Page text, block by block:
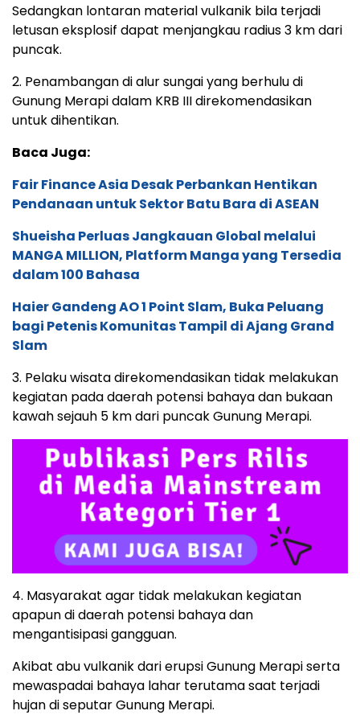
Sedangkan lontaran material vulkanik bila terjadi
letusan eksplosif dapat menjangkau radius 3 km dari
puncak.
2. Penambangan di alur sungai yang berhulu di
Gunung Merapi dalam KRB III direkomendasikan
untuk dihentikan.
Baca Juga:
Fair Finance Asia Desak Perbankan Hentikan
Pendanaan untuk Sektor Batu Bara di ASEAN
Shueisha Perluas Jangkauan Global melalui
MANGA MILLION, Platform Manga yang Tersedia
dalam 100 Bahasa
Haier Gandeng AO 1 Point Slam, Buka Peluang
bagi Petenis Komunitas Tampil di Ajang Grand
Slam
3. Pelaku wisata direkomendasikan tidak melakukan
kegiatan pada daerah potensi bahaya dan bukaan
kawah sejauh 5 km dari puncak Gunung Merapi.
4. Masyarakat agar tidak melakukan kegiatan
apapun di daerah potensi bahaya dan
mengantisipasi gangguan.
Akibat abu vulkanik dari erupsi Gunung Merapi serta
mewaspadai bahaya lahar terutama saat terjadi
hujan di seputar Gunung Merapi.